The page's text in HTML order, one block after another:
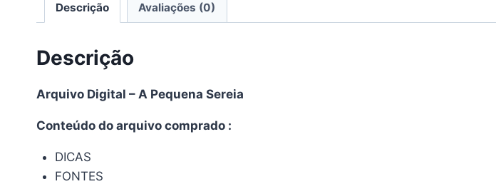
Descrição Avaliações (0)
Descrição
Arquivo Digital – A Pequena Sereia
Conteúdo do arquivo comprado :
DICAS
FONTES